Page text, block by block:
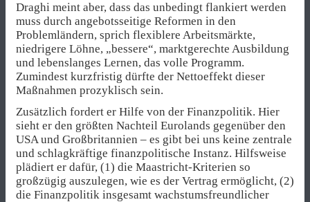
Draghi meint aber, dass das unbedingt flankiert werden
muss durch angebotsseitige Reformen in den
Problemländern, sprich flexiblere Arbeitsmärkte,
niedrigere Löhne, „bessere“, marktgerechte Ausbildung
und lebenslanges Lernen, das volle Programm.
Zumindest kurzfristig dürfte der Nettoeffekt dieser
Maßnahmen prozyklisch sein.
Zusätzlich fordert er Hilfe von der Finanzpolitik. Hier
sieht er den größten Nachteil Eurolands gegenüber den
USA und Großbritannien – es gibt bei uns keine zentrale
und schlagkräftige finanzpolitische Instanz. Hilfsweise
plädiert er dafür, (1) die Maastricht-Kriterien so
großzügig auszulegen, wie es der Vertrag ermöglicht, (2)
die Finanzpolitik insgesamt wachstumsfreundlicher